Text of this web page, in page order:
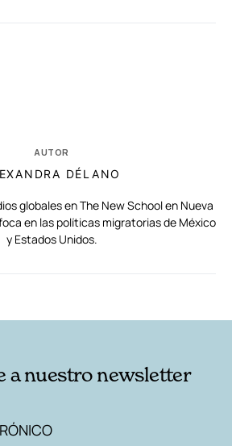
AUTOR
DÉLANO
globales en The New School en Nueva
en las políticas migratorias de México
y Estados Unidos.
a nuestro newsletter